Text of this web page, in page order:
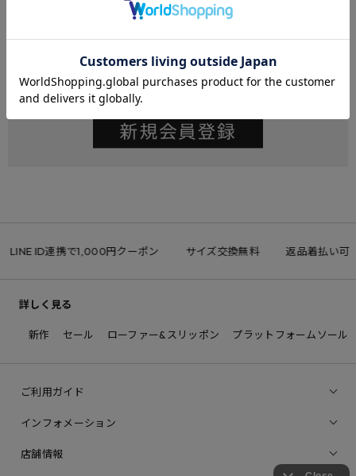
LINE ID連携で1,000円クーポン サイズ交換無料 返品着払い可
詳しく見る
新作 セール ローファー&スリッポン プラットフォームソール
ご利用ガイド
インフォメーション
店舗情報